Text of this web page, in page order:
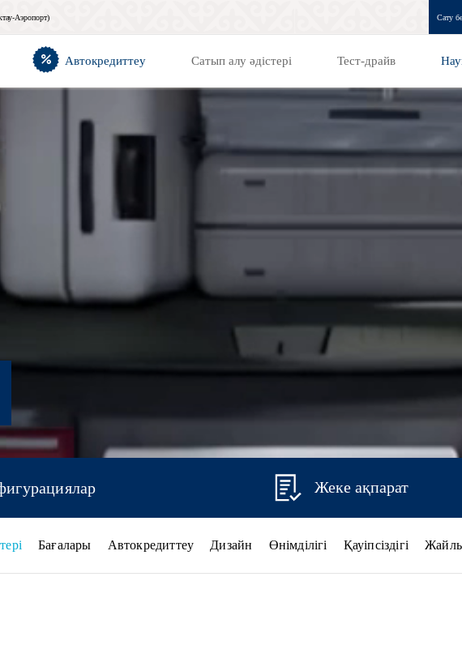
Аэропорт) Сату
Автокредиттеу Сатып алу әдістері Тест-драйв
Жеке ақпарат
Бағалары Автокредиттеу Дизайн Өнімділігі Қауіпсіздігі